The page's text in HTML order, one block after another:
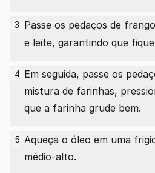
3 Passe os pedaços de
e leite, garantindo que
4 Em seguida, passe os
mistura de farinhas,
que a farinha grude bem.
5 Aqueça o óleo em uma
médio-alto.